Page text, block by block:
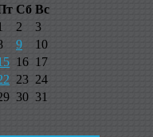
Сб Вс
2
3
9
10
16 17
23 24
30 31